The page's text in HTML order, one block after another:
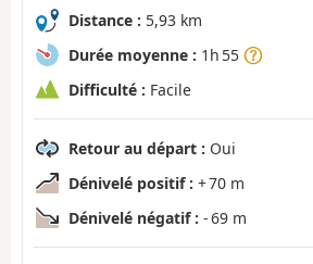
Distance : 5,93 km
Durée moyenne : 1h 55
Difficulté : Facile
Retour au départ : Oui
Dénivelé positif : + 70 m
Dénivelé négatif : - 69 m